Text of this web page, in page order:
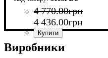
4 770.00грн
4 436.00грн
Виробники